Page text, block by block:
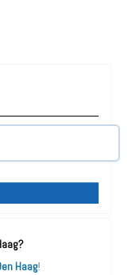
Haag!